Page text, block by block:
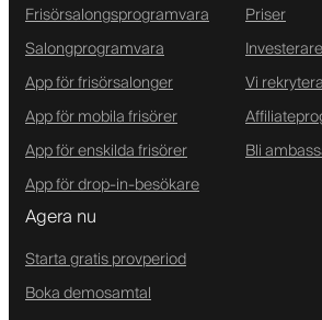
Frisörsalongsprogramvara
Salongprogramvara
App för frisörsalonger
App för mobila frisörer
App för enskilda frisörer
App för drop-in-besökare
Priser
Investerare
Vi
Bli
Agera nu
Starta gratis provperiod
Boka demosamtal